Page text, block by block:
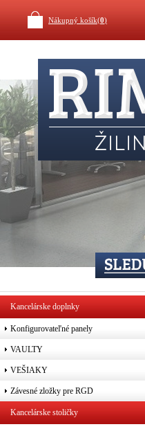
Nákupný košík(0)
Kancelárske doplnky
Konfigurovateľné panely
VAULTY
VEŠIAKY
Závesné zložky pre RGD
Kancelárske stoličky